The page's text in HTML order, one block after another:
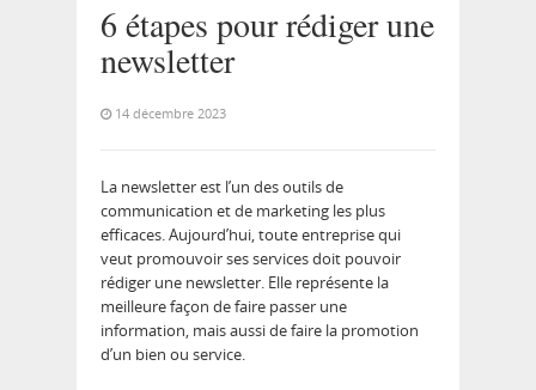
6 étapes pour rédiger une
newsletter
14 décembre 2023
La newsletter est l’un des outils de
communication et de marketing les plus
efficaces. Aujourd’hui, toute entreprise qui
veut promouvoir ses services doit pouvoir
rédiger une newsletter. Elle représente la
meilleure façon de faire passer une
information, mais aussi de faire la promotion
d’un bien ou service.